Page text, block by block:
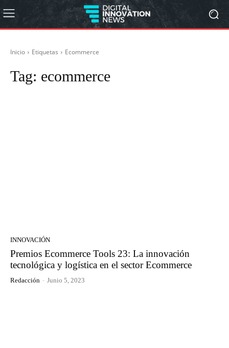
Inicio Etiquetas Ecommerce
Tag: ecommerce
INNOVACIÓN
Premios Ecommerce Tools 23: La innovación
tecnológica y logística en el sector Ecommerce
Redacción - Junio 5, 2023